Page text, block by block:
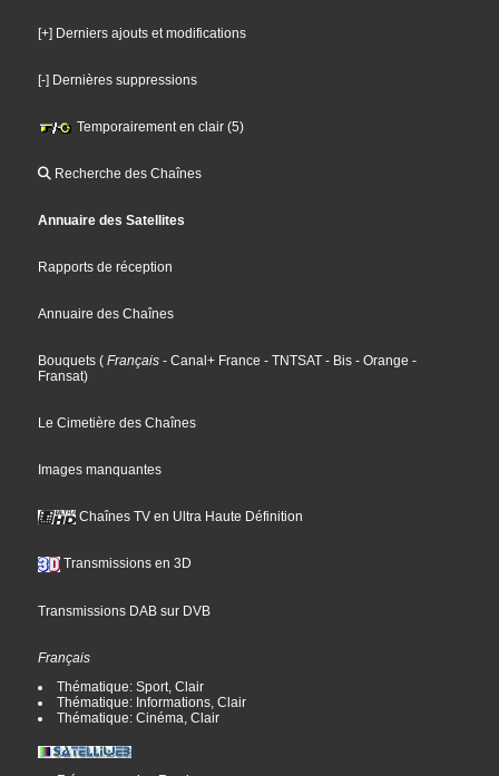
[+] Derniers ajouts et modifications
[-] Dernières suppressions
Temporairement en clair (5)
Recherche des Chaînes
Annuaire des Satellites
Rapports de réception
Annuaire des Chaînes
Bouquets ( Français - Canal+ France - TNTSAT - Bis - Orange -
Fransat)
Le Cimetière des Chaînes
Images manquantes
Chaînes TV en Ultra Haute Définition
Transmissions en 3D
Transmissions DAB sur DVB
Français
Thématique: Sport, Clair
Thématique: Informations, Clair
Thématique: Cinéma, Clair